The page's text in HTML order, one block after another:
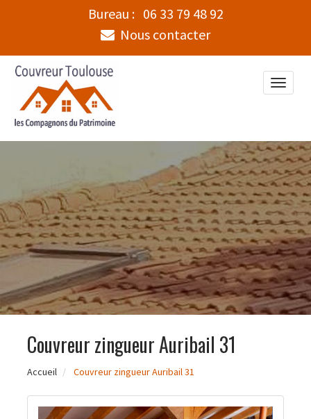
Bureau : 06 33 79 48 92
Nous contacter
Toggle
Couvreur zingueur Auribail 31
Accueil Couvreur zingueur Auribail 31